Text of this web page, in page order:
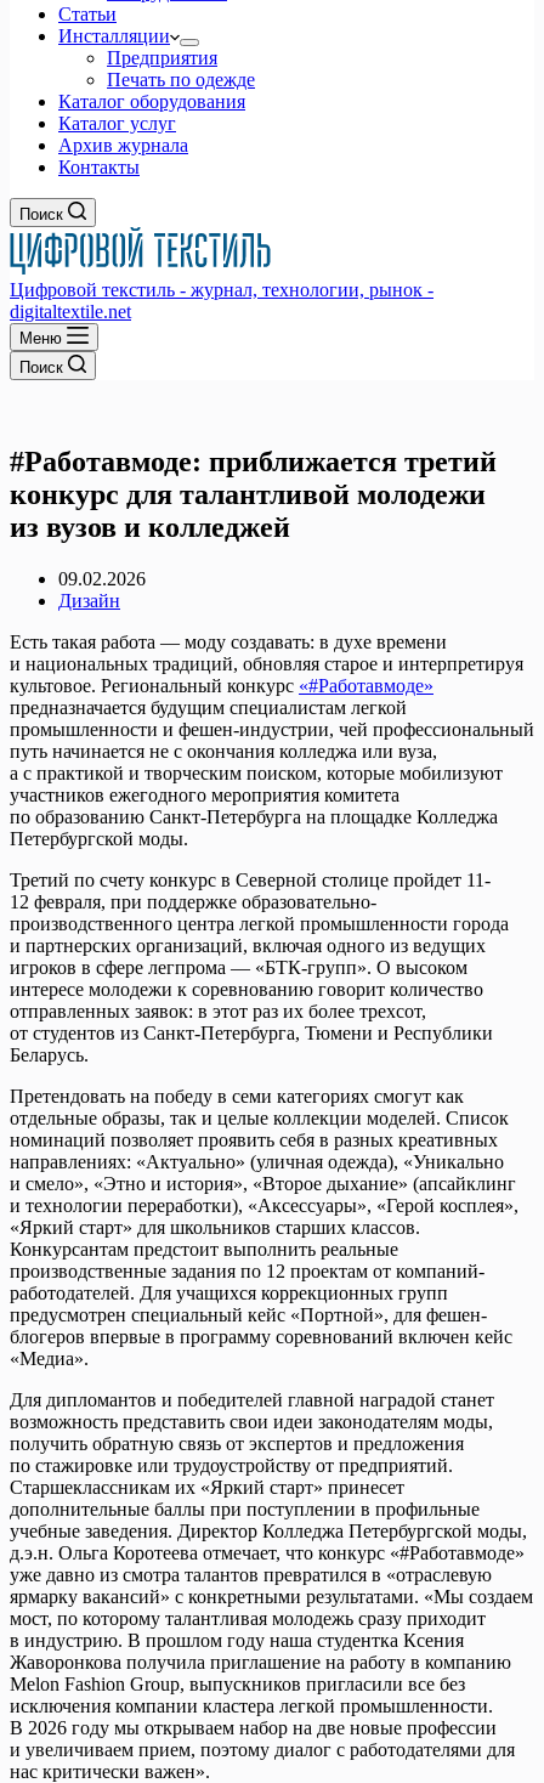
Статьи
Инсталляции
Предприятия
Печать по одежде
Каталог оборудования
Каталог услуг
Архив журнала
Контакты
Поиск
Цифровой текстиль - журнал, технологии, рынок -
digitaltextile.net
Меню
Поиск
#Работавмоде: приближается третий
конкурс для талантливой молодежи
из вузов и колледжей
09.02.2026
Дизайн
Есть такая работа — моду создавать: в духе времени
и национальных традиций, обновляя старое и интерпретируя
культовое. Региональный конкурс «#Работавмоде»
предназначается будущим специалистам легкой
промышленности и фешен-индустрии, чей профессиональный
путь начинается не с окончания колледжа или вуза,
а с практикой и творческим поиском, которые мобилизуют
участников ежегодного мероприятия комитета
по образованию Санкт-Петербурга на площадке Колледжа
Петербургской моды.
Третий по счету конкурс в Северной столице пройдет 11-
12 февраля, при поддержке образовательно-
производственного центра легкой промышленности города
и партнерских организаций, включая одного из ведущих
игроков в сфере легпрома — «БТК-групп». О высоком
интересе молодежи к соревнованию говорит количество
отправленных заявок: в этот раз их более трехсот,
от студентов из Санкт-Петербурга, Тюмени и Республики
Беларусь.
Претендовать на победу в семи категориях смогут как
отдельные образы, так и целые коллекции моделей. Список
номинаций позволяет проявить себя в разных креативных
направлениях: «Актуально» (уличная одежда), «Уникально
и смело», «Этно и история», «Второе дыхание» (апсайклинг
и технологии переработки), «Аксессуары», «Герой косплея»,
«Яркий старт» для школьников старших классов.
Конкурсантам предстоит выполнить реальные
производственные задания по 12 проектам от компаний-
работодателей. Для учащихся коррекционных групп
предусмотрен специальный кейс «Портной», для фешен-
блогеров впервые в программу соревнований включен кейс
«Медиа».
Для дипломантов и победителей главной наградой станет
возможность представить свои идеи законодателям моды,
получить обратную связь от экспертов и предложения
по стажировке или трудоустройству от предприятий.
Старшеклассникам их «Яркий старт» принесет
дополнительные баллы при поступлении в профильные
учебные заведения. Директор Колледжа Петербургской моды,
д.э.н. Ольга Коротеева отмечает, что конкурс «#Работавмоде»
уже давно из смотра талантов превратился в «отраслевую
ярмарку вакансий» с конкретными результатами. «Мы создаем
мост, по которому талантливая молодежь сразу приходит
в индустрию. В прошлом году наша студентка Ксения
Жаворонкова получила приглашение на работу в компанию
Melon Fashion Group, выпускников пригласили все без
исключения компании кластера легкой промышленности.
В 2026 году мы открываем набор на две новые профессии
и увеличиваем прием, поэтому диалог с работодателями для
нас критически важен».